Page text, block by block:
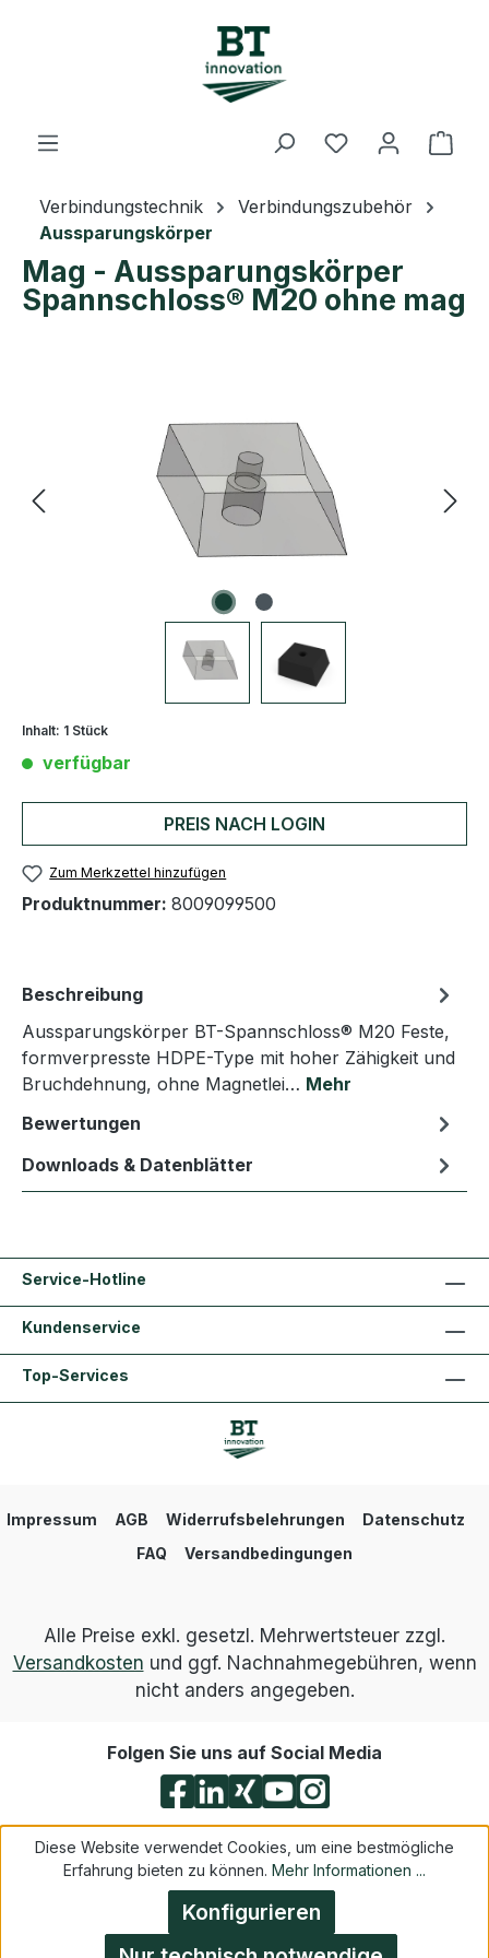
Zum Hauptinhalt springen
Du hast 0
Verbindungstechnik
Verbindungszubehör
Aussparungskörper
Mag - Aussparungskörper
Spannschloss® M20 ohne mag
Inhalt: 1 Stück
verfügbar
PREIS NACH LOGIN
Zum Merkzettel hinzufügen
Produktnummer: 8009099500
Beschreibung
Aussparungskörper BT-Spannschloss® M20 Feste,
formverpresste HDPE-Type mit hoher Zähigkeit und
Bruchdehnung, ohne Magnetlei… Mehr
Bewertungen
Downloads & Datenblätter
Service-Hotline
Kundenservice
Top-Services
Impressum AGB Widerrufsbelehrungen
Datenschutz
FAQ
Versandbedingungen
Alle Preise exkl. gesetzl. Mehrwertsteuer zzgl.
Versandkosten und ggf. Nachnahmegebühren, wenn
nicht anders angegeben.
Folgen Sie uns auf Social Media
Diese Website verwendet Cookies, um eine bestmögliche
Erfahrung bieten zu können. Mehr Informationen ...
Konfigurieren